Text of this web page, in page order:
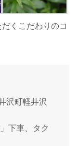
くこだわりのコ
沢町軽井沢
下車、タク